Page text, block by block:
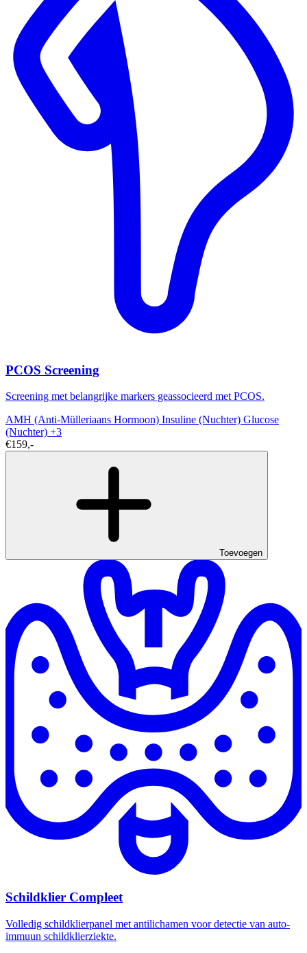
PCOS Screening
Screening met belangrijke markers geassocieerd met PCOS.
AMH (Anti-Mülleriaans Hormoon) Insuline (Nuchter) Glucose
(Nuchter) +3
€159,-
Toevoegen
Schildklier Compleet
Volledig schildklierpanel met antilichamen voor detectie van auto-
immuun schildklierziekte.